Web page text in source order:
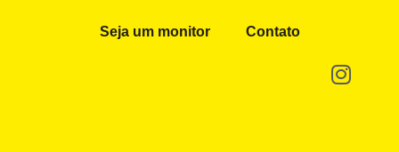
Seja um monitor Contato